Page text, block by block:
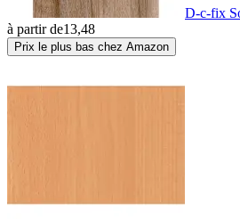
D-c-fix
à partir de13,48
Prix le plus bas chez Amazon